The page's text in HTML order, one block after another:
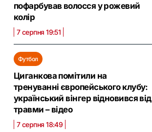
пофарбував волосся у рожевий
колір
7 серпня 19:51
Футбол
Циганкова помітили на
тренуванні європейського клубу:
український вінгер відновився від
травми – відео
7 серпня 18:49